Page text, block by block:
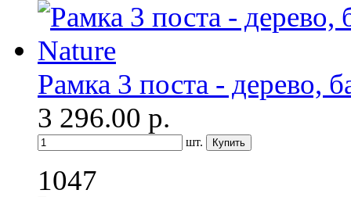
Рамка 3 поста - дерево,
3 296.00 р.
шт.
1047